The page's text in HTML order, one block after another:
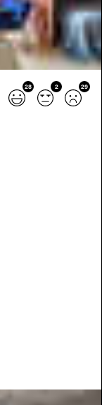
28 2 29